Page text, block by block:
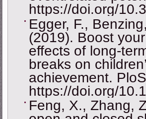
https://doi.org/
Egger, F.,
(2019). Boost
effects of long-
breaks on
achievement.
https://doi.org/
Feng, X., Zhang,